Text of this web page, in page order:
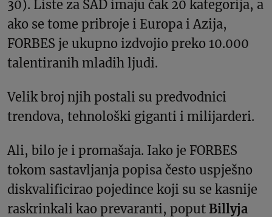
30). Liste za SAD imaju čak 20 kategorija, a
ako se tome pribroje i Europa i Azija,
FORBES je ukupno izdvojio preko 10.000
talentiranih mladih ljudi.
Velik broj njih postali su predvodnici
trendova, tehnološki giganti i milijarderi.
Ali, bilo je i promašaja. Iako je FORBES
tokom sastavljanja popisa često uspješno
diskvalificirao pojedince koji su se kasnije
raskrinkali kao prevaranti, poput Billyja